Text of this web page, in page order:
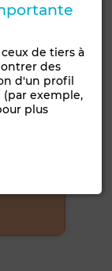
de tiers à
des
d'un profil
(par exemple,
plus